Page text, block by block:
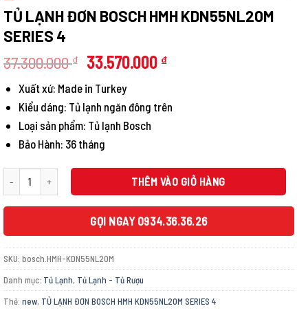
TỦ LẠNH ĐƠN BOSCH HMH KDN55NL20M
SERIES 4
37.300.000₫
Giá
là:
37.300.000 ₫.
33.570.000 ₫Giá
là:
Xuất xứ: Made in Turkey
Kiểu dáng: Tủ lạnh ngăn đông trên
Loại sản phẩm: Tủ lạnh Bosch
Bảo Hành: 36 tháng
TỦ LẠNH ĐƠN BOSCH HMH KDN55NL20M SERIES 4 số lượng
THÊM VÀO GIỎ HÀNG
GỌI NGAY 0934.36.36.26
SKU: bosch.HMH-KDN55NL20M
Danh mục: Tủ Lạnh, Tủ Lạnh - Tủ Rượu
Thẻ: new, TỦ LẠNH ĐƠN BOSCH HMH KDN55NL20M SERIES 4